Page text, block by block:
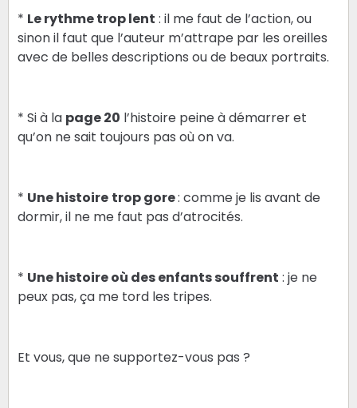
* Le rythme trop lent : il me faut de l’action, ou
sinon il faut que l’auteur m’attrape par les oreilles
avec de belles descriptions ou de beaux portraits.
* Si à la page 20 l’histoire peine à démarrer et
qu’on ne sait toujours pas où on va.
* Une histoire trop gore: comme je lis avant de
dormir, il ne me faut pas d’atrocités.
* Une histoire où des enfants souffrent : je ne
peux pas, ça me tord les tripes.
Et vous, que ne supportez-vous pas ?